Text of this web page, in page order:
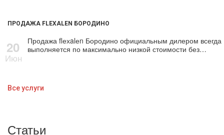
ПРОДАЖА FLEXALEN БОРОДИНО
20
Июн
Продажа flехalеn Бородино официальным дилером всегда
выполняется по максимально низкой стоимости без…
Все услуги
Статьи